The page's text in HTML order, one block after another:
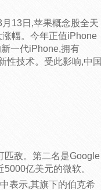
13日,苹果概念股全天
幅。今年正值iPhone
一代iPhone,拥有
性技术。受此影响,中国
匹敌。第二名是Google
亿美元的微软。
表示,其旗下的伯克希